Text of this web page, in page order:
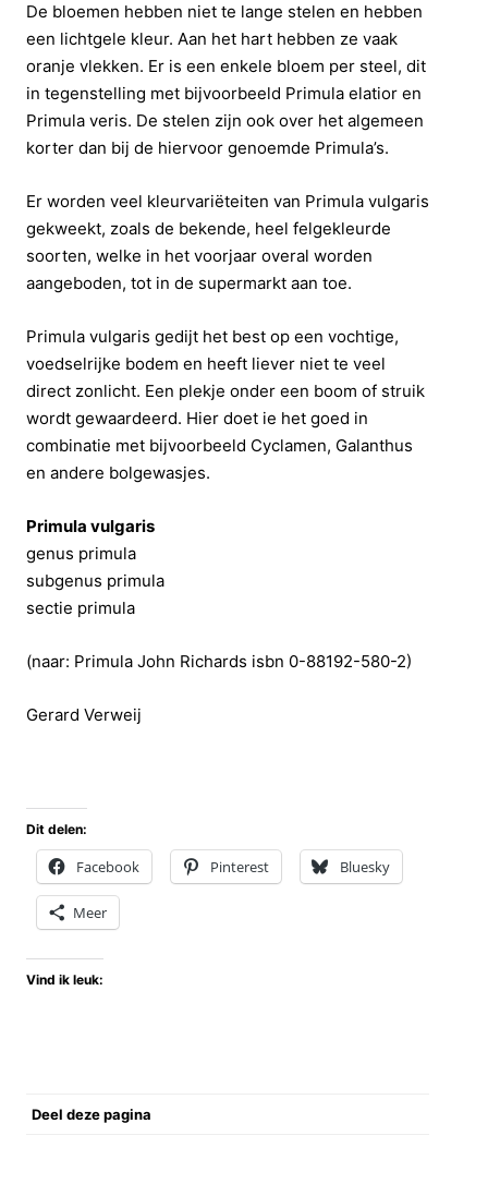
De bloemen hebben niet te lange stelen en hebben
een lichtgele kleur. Aan het hart hebben ze vaak
oranje vlekken. Er is een enkele bloem per steel, dit
in tegenstelling met bijvoorbeeld Primula elatior en
Primula veris. De stelen zijn ook over het algemeen
korter dan bij de hiervoor genoemde Primula’s.
Er worden veel kleurvariëteiten van Primula vulgaris
gekweekt, zoals de bekende, heel felgekleurde
soorten, welke in het voorjaar overal worden
aangeboden, tot in de supermarkt aan toe.
Primula vulgaris gedijt het best op een vochtige,
voedselrijke bodem en heeft liever niet te veel
direct zonlicht. Een plekje onder een boom of struik
wordt gewaardeerd. Hier doet ie het goed in
combinatie met bijvoorbeeld Cyclamen, Galanthus
en andere bolgewasjes.
Primula vulgaris
genus primula
subgenus primula
sectie primula
(naar: Primula John Richards isbn 0-88192-580-2)
Gerard Verweij
Dit delen:
Facebook Pinterest Bluesky
Meer
Vind ik leuk:
Deel deze pagina